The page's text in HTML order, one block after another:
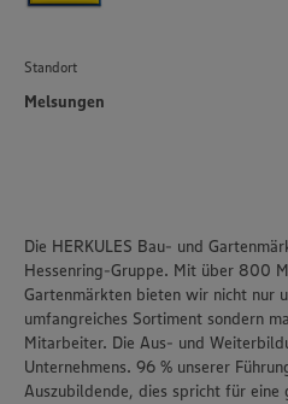
Standort
Melsungen
Die HERKULES Bau- und
Hessenring-Gruppe. Mit über 800
Gartenmärkten bieten wir nicht nur
umfangreiches Sortiment sondern
Mitarbeiter. Die Aus- und
Unternehmens. 96 % unserer
Auszubildende, dies spricht für